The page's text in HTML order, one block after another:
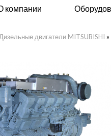
компании
двигатели
исполнения
Дизельные двигатели MITSUBISHI »